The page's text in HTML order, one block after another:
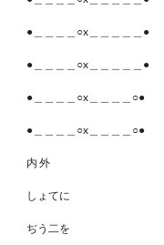
●＿＿＿＿○x＿＿＿＿＿●
●＿＿＿＿○x＿＿＿＿＿●
●＿＿＿＿○x＿＿＿＿○●
●＿＿＿＿○x＿＿＿＿○●
内 外
しょてに
ぢう二を